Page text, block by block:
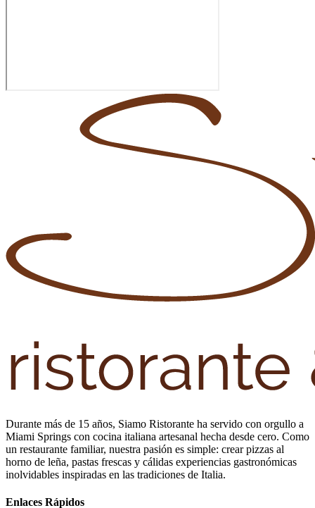
Durante más de 15 años, Siamo Ristorante ha servido con orgullo a
Miami Springs con cocina italiana artesanal hecha desde cero. Como
un restaurante familiar, nuestra pasión es simple: crear pizzas al
horno de leña, pastas frescas y cálidas experiencias gastronómicas
inolvidables inspiradas en las tradiciones de Italia.
Enlaces Rápidos